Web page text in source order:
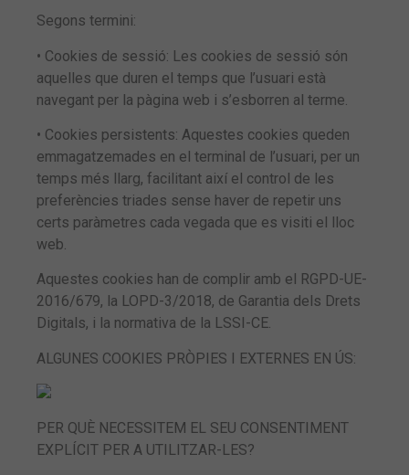
Segons termini:
• Cookies de sessió: Les cookies de sessió són
aquelles que duren el temps que l’usuari està
navegant per la pàgina web i s’esborren al terme.
• Cookies persistents: Aquestes cookies queden
emmagatzemades en el terminal de l’usuari, per un
temps més llarg, facilitant així el control de les
preferències triades sense haver de repetir uns
certs paràmetres cada vegada que es visiti el lloc
web.
Aquestes cookies han de complir amb el RGPD-UE-
2016/679, la LOPD-3/2018, de Garantia dels Drets
Digitals, i la normativa de la LSSI-CE.
ALGUNES COOKIES PRÒPIES I EXTERNES EN ÚS:
PER QUÈ NECESSITEM EL SEU CONSENTIMENT
EXPLÍCIT PER A UTILITZAR-LES?